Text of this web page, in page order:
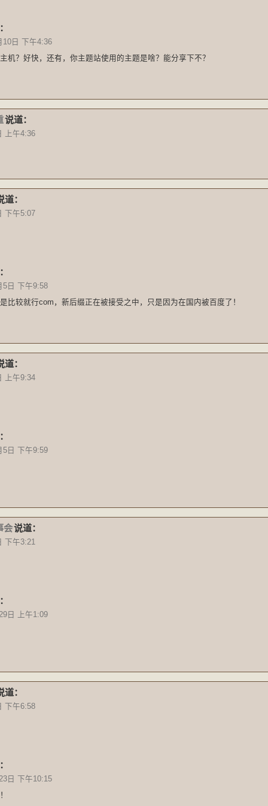
10日 下午4:36
机？好快，还有，你主题站使用的主题是啥？能分享下不？
说道：
上午4:36
道：
下午5:07
5日 下午9:58
比较就行com，新后缀正在被接受之中，只是因为在国内被百度了！
道：
上午9:34
5日 下午9:59
会说道：
下午3:21
日 上午1:09
道：
下午6:58
日 下午10:15